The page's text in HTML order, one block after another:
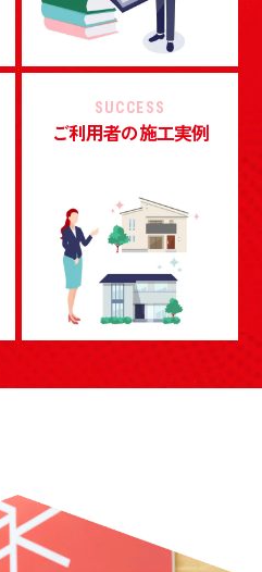
SUCCESS
ご利用者の施工実例